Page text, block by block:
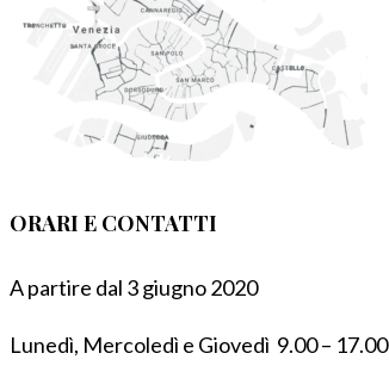
ORARI E CONTATTI
A partire dal 3 giugno 2020
Lunedì, Mercoledì e Giovedì 9.00 – 17.00